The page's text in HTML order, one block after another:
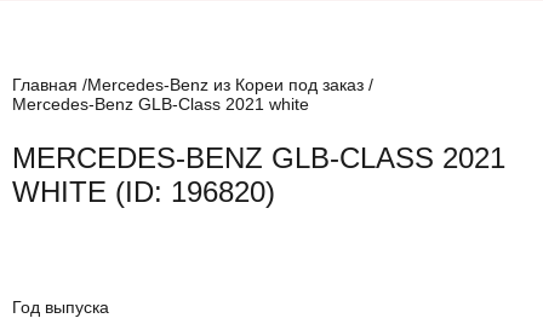
нами по официальнымконтактам, указанным в соц сетях
и на сайте
Главная
Mercedes-Benz из Кореи под заказ
Mercedes-Benz GLB-Class 2021 white
MERCEDES-BENZ GLB-CLASS 2021
WHITE (ID: 196820)
Год выпуска